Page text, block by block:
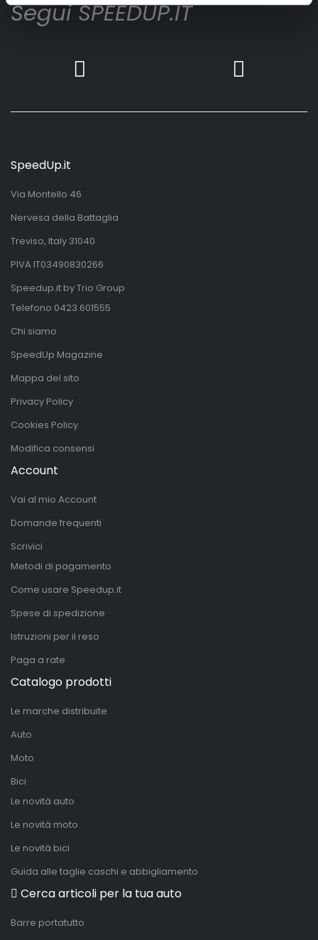
Segui SPEEDUP.IT
SpeedUp.it
Via Montello 46
Nervesa della Battaglia
Treviso, Italy 31040
PIVA IT03490830266
Speedup.it by Trio Group
Telefono 0423.601555
Chi siamo
SpeedUp Magazine
Mappa del sito
Privacy Policy
Cookies Policy
Modifica consensi
Account
Vai al mio Account
Domande frequenti
Scrivici
Metodi di pagamento
Come usare Speedup.it
Spese di spedizione
Istruzioni per il reso
Paga a rate
Catalogo prodotti
Le marche distribuite
Auto
Moto
Bici
Le novità auto
Le novità moto
Le novità bici
Guida alle taglie caschi e abbigliamento
Cerca articoli per la tua auto
Barre portatutto